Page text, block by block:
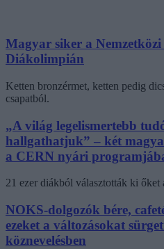
Magyar siker a Nemzetközi
Diákolimpián
Ketten bronzérmet, ketten pedig
csapatból.
„A világ legelismertebb
hallgathatjuk” – két
a CERN nyári
21 ezer diákból választották ki őket
NOKS-dolgozók bére,
ezeket a változásokat
köznevelésben